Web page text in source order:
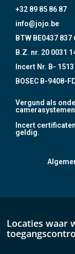
+32 89 85 86 87
info@jojo.be
BTW BE0437 837
B.Z. nr. 20 0031
Incert Nr. B- 1513
BOSEC B-9408-
Vergund als
Incert
geldig.
Locaties waar